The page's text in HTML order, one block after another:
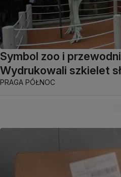
Symbol zoo i
Wydrukowali szkielet
PRAGA PÓŁNOC